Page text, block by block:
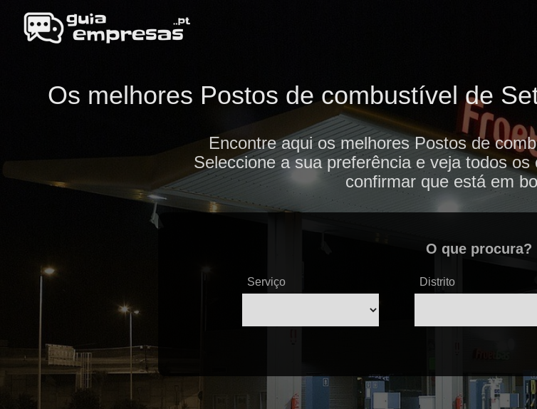
Os melhores Postos de combustível de
Encontre aqui os melhores Postos de
Seleccione a sua preferência e veja todos
confirmar que está em
O que procura?
Serviço Distrito